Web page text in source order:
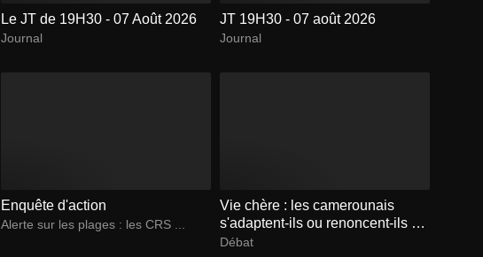
Le JT de 19H30 - 07 Août 2026
Journal
JT 19H30 - 07 août 2026
Journal
Enquête d'action
Alerte sur les plages : les CRS ...
Vie chère : les camerounais
s'adaptent-ils ou renoncent-ils à
vivre dignement ?
Débat